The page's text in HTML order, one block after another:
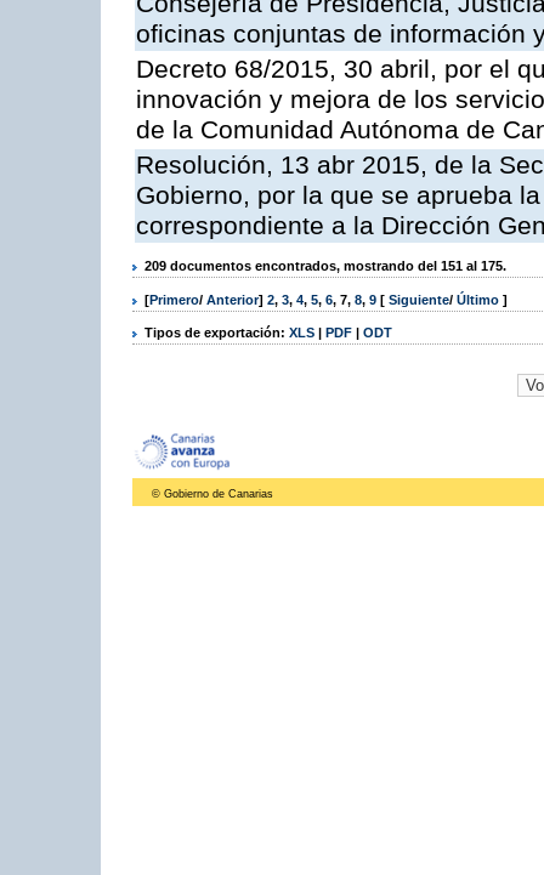
oficinas conjuntas de información
Decreto 68/2015, 30 abril, por el
innovación y mejora de los
de la Comunidad Autónoma de
Resolución, 13 abr 2015, de la
Gobierno, por la que se aprueba
correspondiente a la Dirección
209 documentos encontrados, mostrando del 151 al 175.
[Primero/ Anterior] 2, 3, 4, 5, 6, 7, 8, 9 [ Siguiente/ Último ]
Tipos de exportación: XLS | PDF | ODT
© Gobierno de Canarias